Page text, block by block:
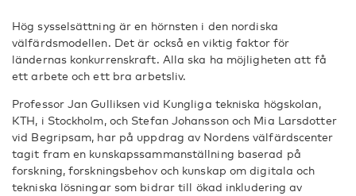
Hög sysselsättning är en hörnsten i den nordiska
välfärdsmodellen. Det är också en viktig faktor för
ländernas konkurrenskraft. Alla ska ha möjligheten att få
ett arbete och ett bra arbetsliv.
Professor Jan Gulliksen vid Kungliga tekniska högskolan,
KTH, i Stockholm, och Stefan Johansson och Mia Larsdotter
vid Begripsam, har på uppdrag av Nordens välfärdscenter
tagit fram en kunskapssammanställning baserad på
forskning, forskningsbehov och kunskap om digitala och
tekniska lösningar som bidrar till ökad inkludering av